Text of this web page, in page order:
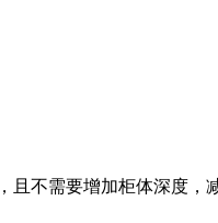
不需要增加柜体深度，